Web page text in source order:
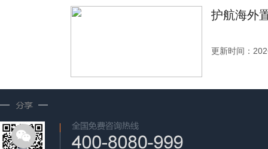
护航海外
更新时间：